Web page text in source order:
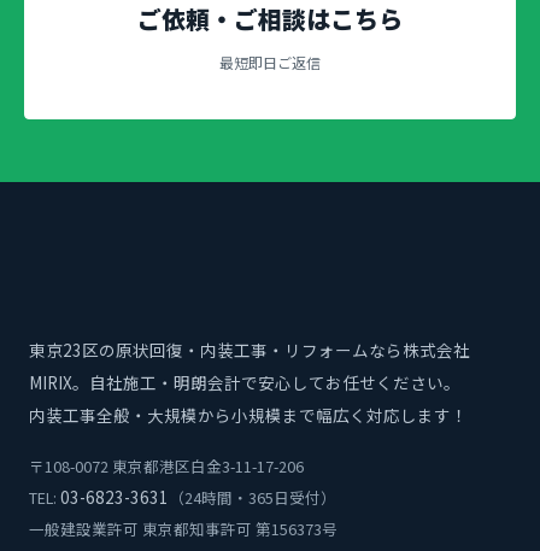
ご依頼・ご相談はこちら
最短即日ご返信
東京23区の原状回復・内装工事・リフォームなら株式会社
MIRIX。自社施工・明朗会計で安心してお任せください。
内装工事全般・大規模から小規模まで幅広く対応します！
〒108-0072 東京都港区白金3-11-17-206
TEL: 03-6823-3631 （24時間・365日受付）
一般建設業許可 東京都知事許可 第156373号